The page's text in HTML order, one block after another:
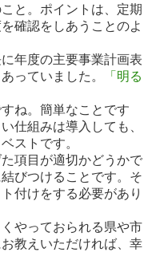
と。ポイントは、定期
確認をしあうことのよ
年度の主要事業計画表
っていました。
「明る
ね。簡単なことです
仕組みは導入しても、
ストです。
項目が適切かどうかで
びつけることです。そ
付けをする必要があり
やっておられる県や市
教えいただければ、幸